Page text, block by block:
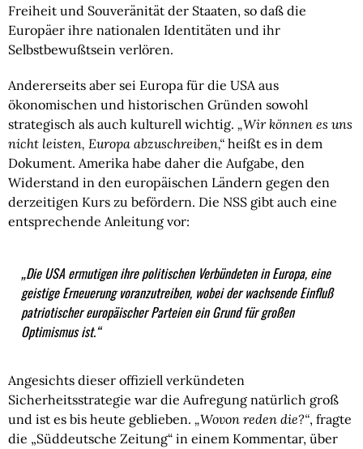
Freiheit und Souveränität der Staaten, so daß die
Europäer ihre nationalen Identitäten und ihr
Selbstbewußtsein verlören.
Andererseits aber sei Europa für die USA aus
ökonomischen und historischen Gründen sowohl
strategisch als auch kulturell wichtig. „Wir können es uns
nicht leisten, Europa abzuschreiben,“ heißt es in dem
Dokument. Amerika habe daher die Aufgabe, den
Widerstand in den europäischen Ländern gegen den
derzeitigen Kurs zu befördern. Die NSS gibt auch eine
entsprechende Anleitung vor:
„Die USA ermutigen ihre politischen Verbündeten in Europa, eine
geistige Erneuerung voranzutreiben, wobei der wachsende Einfluß
patriotischer europäischer Parteien ein Grund für großen
Optimismus ist.“
Angesichts dieser offiziell verkündeten
Sicherheitsstrategie war die Aufregung natürlich groß
und ist es bis heute geblieben. „Wovon reden die?“, fragte
die „Süddeutsche Zeitung“ in einem Kommentar, über